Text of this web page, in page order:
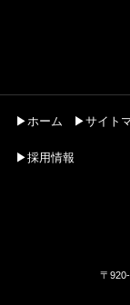
▶ホーム ▶サイト
▶採用情報
〒